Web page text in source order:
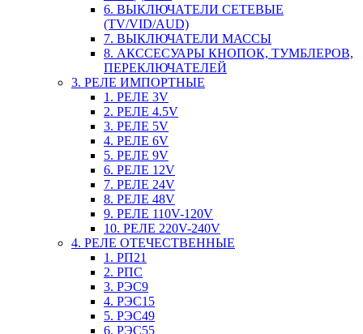
6. ВЫКЛЮЧАТЕЛИ СЕТЕВЫЕ
(TV/VID/AUD)
7. ВЫКЛЮЧАТЕЛИ МАССЫ
8. АКССЕСУАРЫ КНОПОК, ТУМБЛЕРОВ,
ПЕРЕКЛЮЧАТЕЛЕЙ
3. РЕЛЕ ИМПОРТНЫЕ
1. РЕЛЕ 3V
2. РЕЛЕ 4.5V
3. РЕЛЕ 5V
4. РЕЛЕ 6V
5. РЕЛЕ 9V
6. РЕЛЕ 12V
7. РЕЛЕ 24V
8. РЕЛЕ 48V
9. РЕЛЕ 110V-120V
10. РЕЛЕ 220V-240V
4. РЕЛЕ ОТЕЧЕСТВЕННЫЕ
1. РП21
2. РПС
3. РЭС9
4. РЭС15
5. РЭС49
6. РЭС55